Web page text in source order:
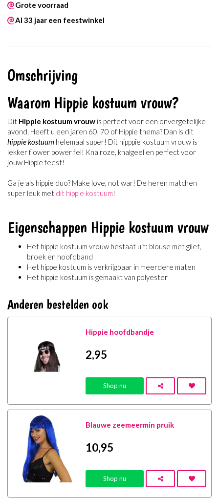
Grote voorraad
Al 33 jaar een feestwinkel
Omschrijving
Waarom Hippie kostuum vrouw?
Dit Hippie kostuum vrouw is perfect voor een onvergetelijke
avond. Heeft u een jaren 60, 70 of Hippie thema? Dan is dit
hippie kostuum helemaal super! Dit hipppie kostuum vrouw is
lekker flower power fel! Knalroze, knalgeel en perfect voor
jouw Hippie feest!
Ga je als hippie duo? Make love, not war! De heren matchen
super leuk met dit hippie kostuum!
Eigenschappen Hippie kostuum vrouw
Het hippie kostuum vrouw bestaat uit: blouse met gilet,
broek en hoofdband
Het hippe kostuum is verkrijgbaar in meerdere maten
Het hippie kostuum is gemaakt van polyester
Anderen bestelden ook
Hippie hoofdbandje
2,95
Shop nu
Blauwe zeemeermin pruik
10,95
Shop nu